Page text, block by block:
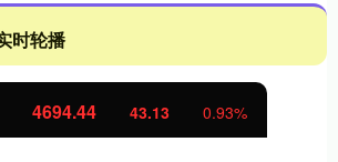
时轮播
4694.44 43.13 0.93%